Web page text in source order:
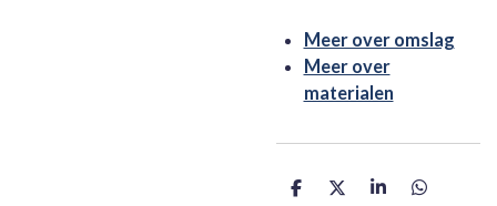
Meer over omslag
Meer over
materialen
D
D
S
D